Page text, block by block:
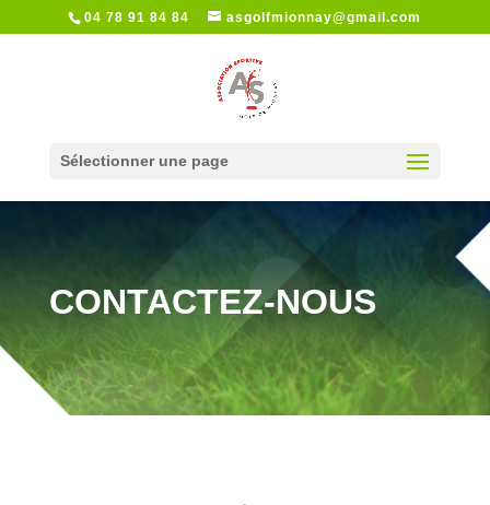
04 78 91 84 84 asgolfmionnay@gmail.com
Sélectionner une page
CONTACTEZ-NOUS